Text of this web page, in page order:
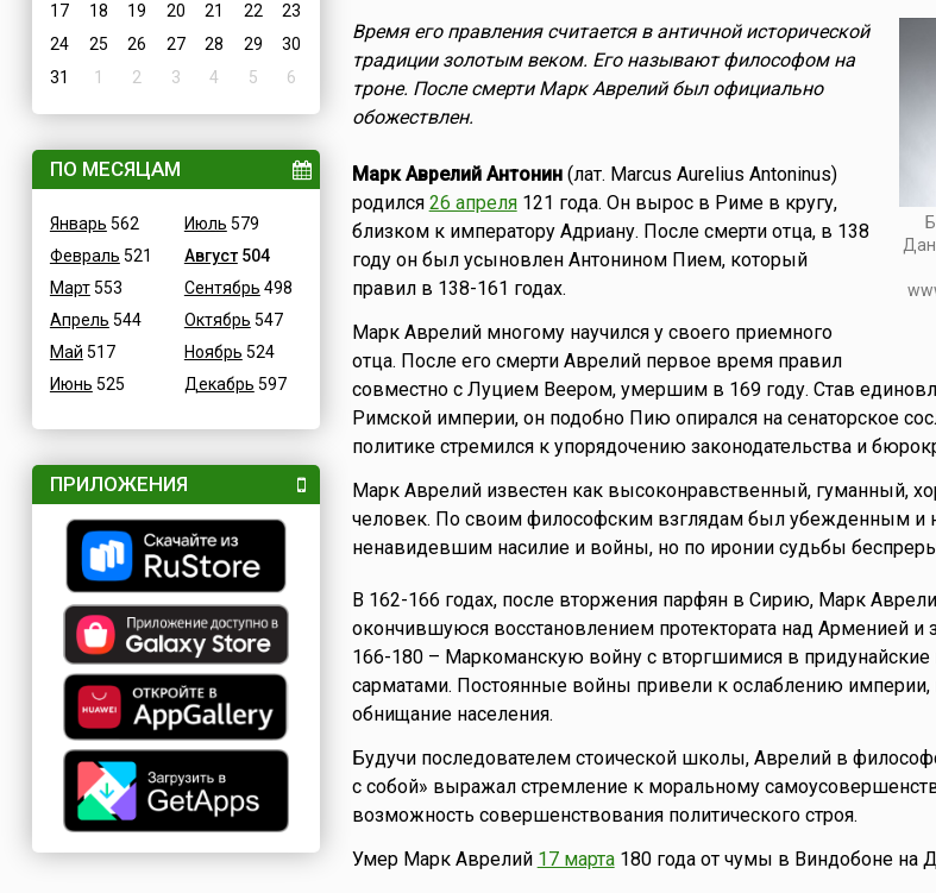
17
18 19 20 21 22
23
24
25 26 27 28 29
30
31
1 2 3 4 5 6
ПО МЕСЯЦАМ
Январь 562
Февраль 521
Март553
Апрель 544
Май 517
Июнь 525
Июль 579
Август504
Сентябрь 498
Октябрь 547
Ноябрь 524
Декабрь 597
ПРИЛОЖЕНИЯ
Время его правления считается в античной исторической
традиции золотым веком. Его называют философом на
троне. После смерти Марк Аврелий был официально
обожествлен.
Марк Аврелий Антонин(лат. Marcus Aurelius Antoninus)
родился 26 апреля121 года. Он вырос в Риме в кругу,
близком к императору Адриану. После смерти отца, в 138
году он был усыновлен Антонином Пием, который
правил в 138-161 годах.
Марк Аврелий многому научился у своего приемного
отца. После его смерти Аврелий первое время правил
совместно с Луцием Веером, умершим в 169 году. Став
Римской империи, он подобно Пию опирался на сенаторское
политике стремился к упорядочению законодательства и
Марк Аврелий известен как высоконравственный, гуманный,
человек. По своим философским взглядам был убежденным и
ненавидевшим насилие и войны, но по иронии судьбы
В 162-166 годах, после вторжения парфян в Сирию, Марк
окончившуюся восстановлением протектората над Арменией и
166-180 – Маркоманскую войну с вторгшимися в
сарматами. Постоянные войны привели к ослаблению
обнищание населения.
Будучи последователем стоической школы, Аврелий в
с собой» выражал стремление к моральному
возможность совершенствования политического строя.
Умер Марк Аврелий 17 марта180 года от чумы в Виндобоне на